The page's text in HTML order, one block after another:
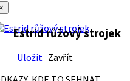
Estrid růžový strojek
Uložit Zavřít